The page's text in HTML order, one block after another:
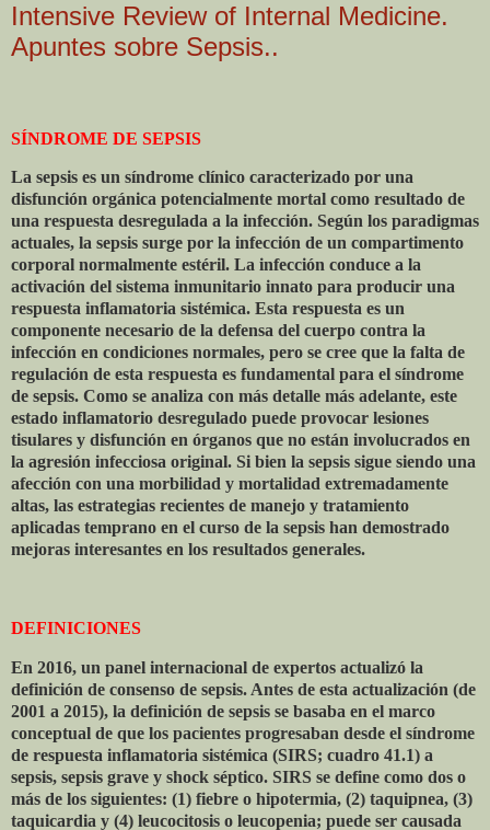
Intensive Review of Internal Medicine.
Apuntes sobre Sepsis..
SÍNDROME DE SEPSIS
La sepsis es un síndrome clínico caracterizado por una
disfunción orgánica potencialmente mortal como resultado de
una respuesta desregulada a la infección. Según los paradigmas
actuales, la sepsis surge por la infección de un compartimento
corporal normalmente estéril. La infección conduce a la
activación del sistema inmunitario innato para producir una
respuesta inflamatoria sistémica. Esta respuesta es un
componente necesario de la defensa del cuerpo contra la
infección en condiciones normales, pero se cree que la falta de
regulación de esta respuesta es fundamental para el síndrome
de sepsis. Como se analiza con más detalle más adelante, este
estado inflamatorio desregulado puede provocar lesiones
tisulares y disfunción en órganos que no están involucrados en
la agresión infecciosa original. Si bien la sepsis sigue siendo una
afección con una morbilidad y mortalidad extremadamente
altas, las estrategias recientes de manejo y tratamiento
aplicadas temprano en el curso de la sepsis han demostrado
mejoras interesantes en los resultados generales.
DEFINICIONES
En 2016, un panel internacional de expertos actualizó la
definición de consenso de sepsis. Antes de esta actualización (de
2001 a 2015), la definición de sepsis se basaba en el marco
conceptual de que los pacientes progresaban desde el síndrome
de respuesta inflamatoria sistémica (SIRS; cuadro 41.1) a
sepsis, sepsis grave y shock séptico. SIRS se define como dos o
más de los siguientes: (1) fiebre o hipotermia, (2) taquipnea, (3)
taquicardia y (4) leucocitosis o leucopenia; puede ser causada